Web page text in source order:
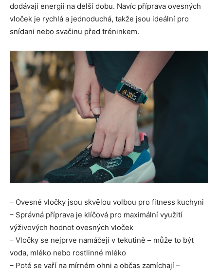
dodávají energii na delší dobu. Navíc příprava ovesných
vloček je rychlá a jednoduchá, takže jsou ideální pro
snídani nebo svačinu před tréninkem.
– Ovesné vločky jsou skvělou volbou pro fitness kuchyni
– Správná příprava je klíčová pro maximální využití
výživových hodnot ovesných vloček
– Vločky se nejprve namáčejí v tekutině – může to být
voda, mléko nebo rostlinné mléko
– Poté se vaří na mírném ohni a občas zamíchají –